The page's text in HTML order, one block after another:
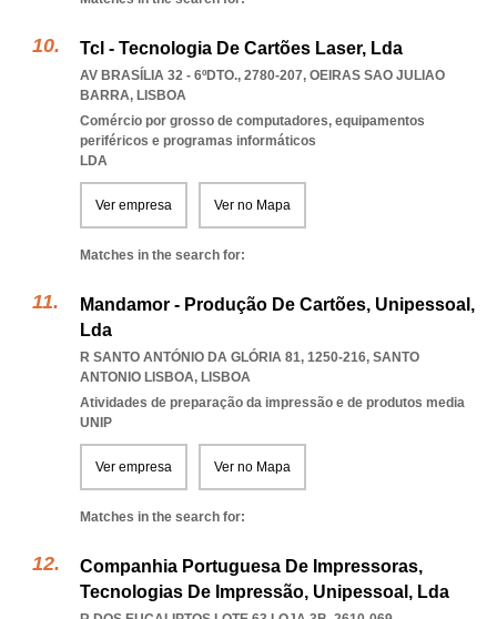
Tcl - Tecnologia De Cartões Laser, Lda
AV BRASÍLIA 32 - 6ºDTO., 2780-207, OEIRAS SAO JULIAO
BARRA, LISBOA
Comércio por grosso de computadores, equipamentos
periféricos e programas informáticos
LDA
Ver empresa Ver no Mapa
Matches in the search for:
Mandamor - Produção De Cartões, Unipessoal,
Lda
R SANTO ANTÓNIO DA GLÓRIA 81, 1250-216, SANTO
ANTONIO LISBOA, LISBOA
Atividades de preparação da impressão e de produtos media
UNIP
Ver empresa Ver no Mapa
Matches in the search for:
Companhia Portuguesa De Impressoras,
Tecnologias De Impressão, Unipessoal, Lda